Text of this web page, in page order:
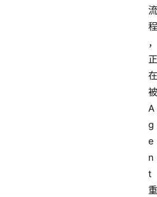
流
程
，
正
在
被
A
g
e
n
t
重